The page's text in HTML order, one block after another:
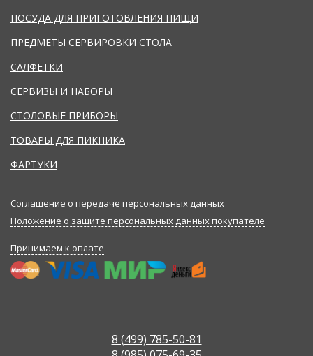
ПОСУДА ДЛЯ ПРИГОТОВЛЕНИЯ ПИЩИ
ПРЕДМЕТЫ СЕРВИРОВКИ СТОЛА
САЛФЕТКИ
СЕРВИЗЫ И НАБОРЫ
СТОЛОВЫЕ ПРИБОРЫ
ТОВАРЫ ДЛЯ ПИКНИКА
ФАРТУКИ
Соглашение о передаче персональных данных
Положение о защите персональных данных покупателе
Принимаем к оплате
8 (499) 785-50-81